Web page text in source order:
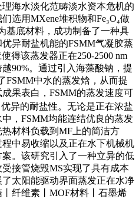
海水淡化范畴淡水资本危机的
选用MXene堆积物和Fe₃O₄做
基底材料，成功制备了一种具
异耐盐机能的FSMM气凝胶蒸
得该蒸发器正在250-2500 nm
90%。通过引入海藻酸钠，提
FSMM中水的蒸发焓，从而提
果表白，FSMM的蒸发速度可
优异的耐盐性。无论是正在浓盐
，FSMM均能连结优良的蒸发
材料负载到MF上的简洁方
中易收缩以及正在水下机械机
。该研究引入了一种立异的低
接管烧毁MS实现了具有成本
太阳能驱动界面蒸发正在水净
纤维素丨MOF材料丨石墨烯